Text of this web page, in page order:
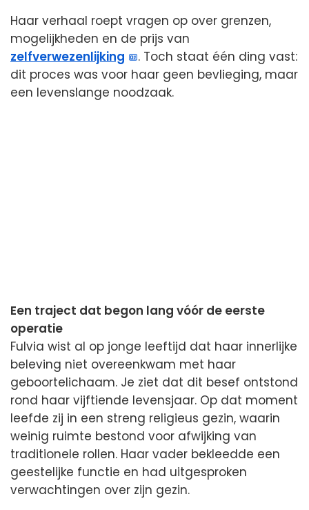
Haar verhaal roept vragen op over grenzen,
mogelijkheden en de prijs van
zelfverwezenlijking
. Toch staat één ding vast:
dit proces was voor haar geen bevlieging, maar
een levenslange noodzaak.
Een traject dat begon lang vóór de eerste
operatie
Fulvia wist al op jonge leeftijd dat haar innerlijke
beleving niet overeenkwam met haar
geboortelichaam. Je ziet dat dit besef ontstond
rond haar vijftiende levensjaar. Op dat moment
leefde zij in een streng religieus gezin, waarin
weinig ruimte bestond voor afwijking van
traditionele rollen. Haar vader bekleedde een
geestelijke functie en had uitgesproken
verwachtingen over zijn gezin.